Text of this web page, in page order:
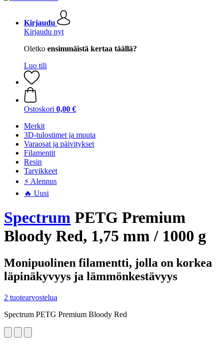
Kirjaudu
Kirjaudu nyt
Oletko ensimmäistä kertaa täällä?
Luo tili
Ostoskori 0,00 €
Merkit
3D-tulostimet ja muuta
Varaosat ja päivitykset
Filamentit
Resin
Tarvikkeet
⚡ Alennus
🔥 Uusi
Spectrum PETG Premium
Bloody Red, 1,75 mm / 1000 g
Monipuolinen filamentti, jolla on korkea
läpinäkyvyys ja lämmönkestävyys
2 tuotearvostelua
Spectrum PETG Premium Bloody Red